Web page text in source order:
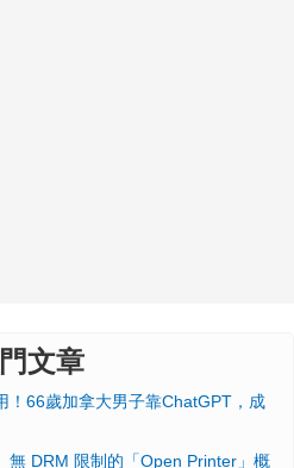
文章
！66歲加拿大男子靠ChatGPT，成
無 DRM 限制的「Open Printer」概